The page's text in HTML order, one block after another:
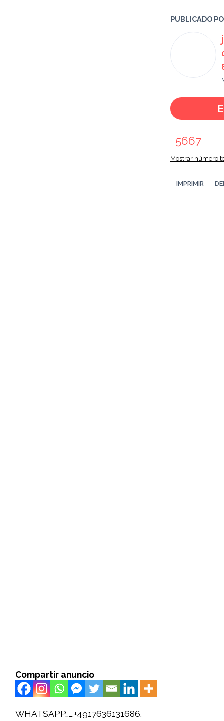
PUBLICADO
5667
Mostrar número
IMPRIMIR
Compartir anuncio
WHATSAPP…….+4917636131686.